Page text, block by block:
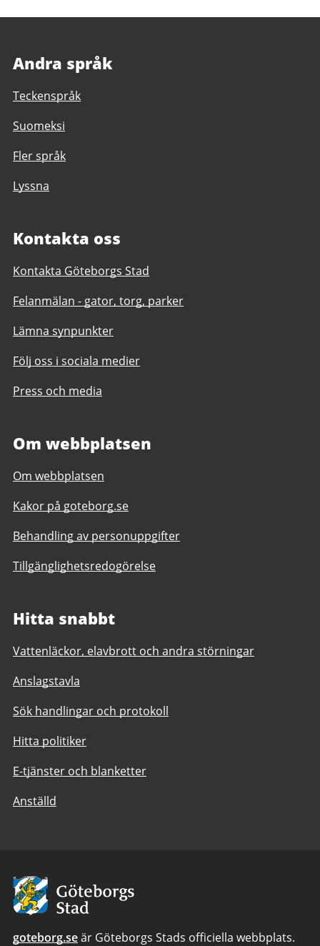
Andra språk
Teckenspråk
Suomeksi
Fler språk
Lyssna
Kontakta oss
Kontakta Göteborgs Stad
Felanmälan - gator, torg, parker
Lämna synpunkter
Följ oss i sociala medier
Press och media
Om webbplatsen
Om webbplatsen
Kakor på goteborg.se
Behandling av personuppgifter
Tillgänglighetsredogörelse
Hitta snabbt
Vattenläckor, elavbrott och andra störningar
Anslagstavla
Sök handlingar och protokoll
Hitta politiker
E-tjänster och blanketter
Anställd
Avsändare:
Göteborgs
Stad
goteborg.seär Göteborgs Stads officiella webbplats.